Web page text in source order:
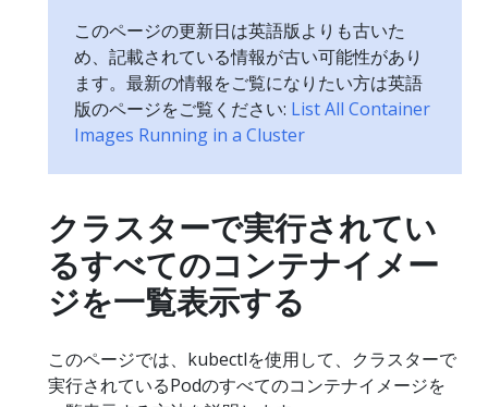
このページの更新日は英語版よりも古いた
め、記載されている情報が古い可能性があり
ます。最新の情報をご覧になりたい方は英語
版のページをご覧ください: List All Container
Images Running in a Cluster
クラスターで実行されてい
るすべてのコンテナイメー
ジを一覧表示する
このページでは、kubectlを使用して、クラスターで
実行されているPodのすべてのコンテナイメージを